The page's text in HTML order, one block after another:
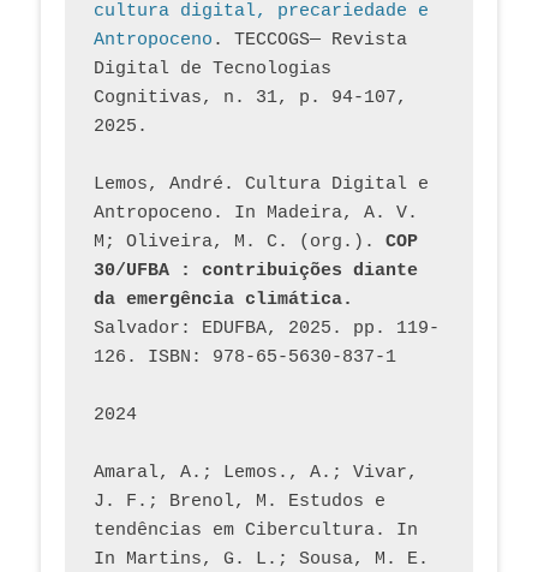
cultura digital, precariedade e
Antropoceno . TECCOGS— Revista
Digital de Tecnologias
Cognitivas, n. 31, p. 94-107,
2025.
Lemos, André. Cultura Digital e
Antropoceno. In Madeira, A. V.
M; Oliveira, M. C. (org.). COP
30/UFBA : contribuições diante
da emergência climática.
Salvador: EDUFBA, 2025. pp. 119-
126. ISBN: 978-65-5630-837-1
2024
Amaral, A.; Lemos., A.; Vivar,
J. F.; Brenol, M. Estudos e
tendências em Cibercultura. In
In Martins, G. L.; Sousa, M. E.